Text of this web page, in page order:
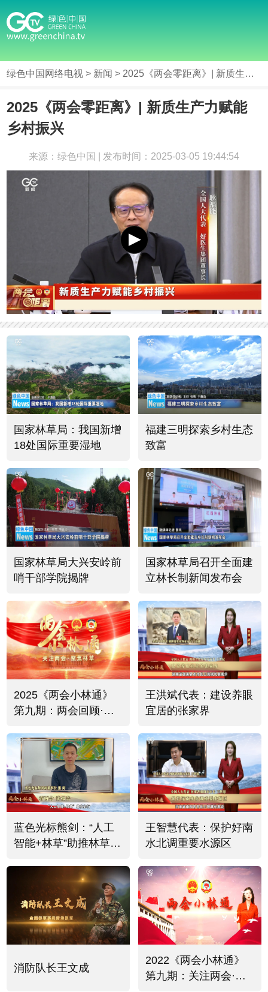
绿色中国网络电视 > 新闻 > 2025《两会零距离》| 新质生产力赋能乡村振兴
2025《两会零距离》| 新质生产力赋能
乡村振兴
来源：绿色中国 | 发布时间：2025-03-05 19:44:54
国家林草局：我国新增
18处国际重要湿地
福建三明探索乡村生态
致富
国家林草局大兴安岭前
哨干部学院揭牌
国家林草局召开全面建
立林长制新闻发布会
2025《两会小林通》
第九期：两会回顾·书
色发展
王洪斌代表：建设养眼
宜居的张家界
蓝色光标熊剑：“人工
智能+林草”助推林草事
王智慧代表：保护好南
水北调重要水源区
消防队长王文成
2022《两会小林通》
第九期：关注两会·聚